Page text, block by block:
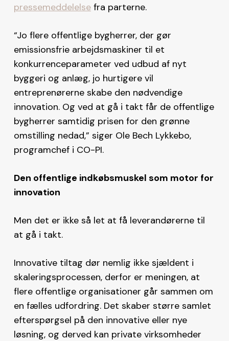
pressemeddelelsefra parterne.
“Jo flere offentlige bygherrer, der gør
emissionsfrie arbejdsmaskiner til et
konkurrenceparameter ved udbud af nyt
byggeri og anlæg, jo hurtigere vil
entreprenørerne skabe den nødvendige
innovation. Og ved at gå i takt får de offentlige
bygherrer samtidig prisen for den grønne
omstilling nedad,” siger Ole Bech Lykkebo,
programchef i CO-PI.
Den offentlige indkøbsmuskel som motor for
innovation
Men det er ikke så let at få leverandørerne til
at gå i takt.
Innovative tiltag dør nemlig ikke sjældent i
skaleringsprocessen, derfor er meningen, at
flere offentlige organisationer går sammen om
en fælles udfordring. Det skaber større samlet
efterspørgsel på den innovative eller nye
løsning, og derved kan private virksomheder